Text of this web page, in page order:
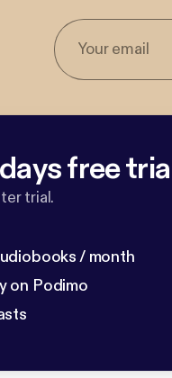
free
trial.
/ month
on Podimo